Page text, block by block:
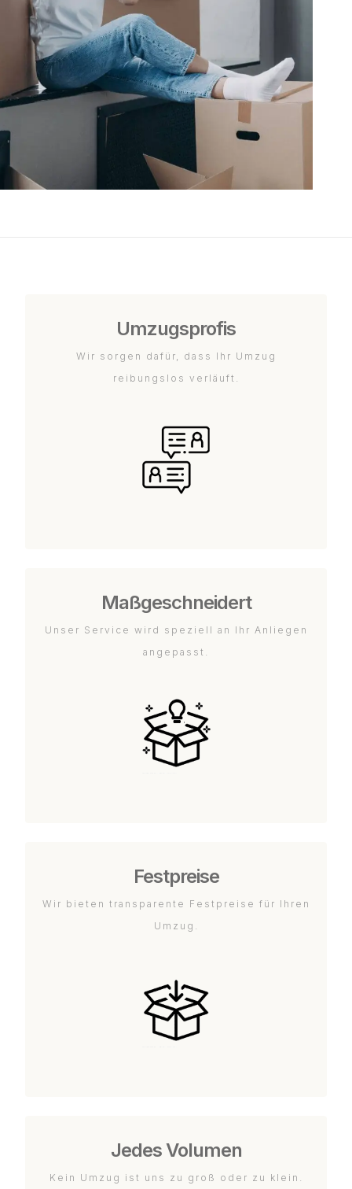
Umzugsprofis
Wir sorgen dafür, dass Ihr Umzug
reibungslos verläuft.
Maßgeschneidert
Unser Service wird speziell an Ihr Anliegen
angepasst.
Festpreise
Wir bieten transparente Festpreise für Ihren
Umzug.
Jedes Volumen
Kein Umzug ist uns zu groß oder zu klein.